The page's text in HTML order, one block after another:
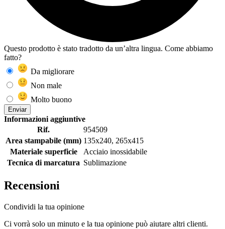
Questo prodotto è stato tradotto da un’altra lingua. Come abbiamo
fatto?
Da migliorare
Non male
Molto buono
Enviar
Informazioni aggiuntive
Rif.
954509
Area stampabile (mm) 135x240, 265x415
Materiale superficie
Acciaio inossidabile
Tecnica di marcatura Sublimazione
Recensioni
Condividi la tua opinione
Ci vorrà solo un minuto e la tua opinione può aiutare altri clienti.